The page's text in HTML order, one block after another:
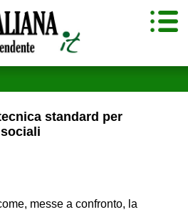
standard per
messe a confronto, la